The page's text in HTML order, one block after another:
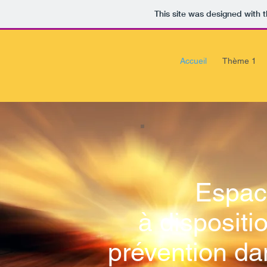
This site was designed with
Accueil Thème 1
à
prévention